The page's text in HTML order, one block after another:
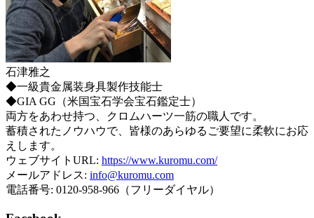
石津雅之
◆一級貴金属装身具製作技能士
◆GIA GG（米国宝石学会宝石鑑定士）
両方をあわせ持つ、クロムハーツ一筋の職人です。
蓄積されたノウハウで、皆様のあらゆるご要望に柔軟にお応
えします。
ウェブサイトURL: https://www.kuromu.com/
メールアドレス: info@kuromu.com
電話番号: 0120-958-966（フリーダイヤル）